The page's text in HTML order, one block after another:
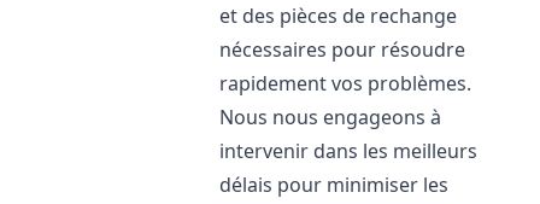
et des pièces de rechange
nécessaires pour résoudre
rapidement vos problèmes.
Nous nous engageons à
intervenir dans les meilleurs
délais pour minimiser les